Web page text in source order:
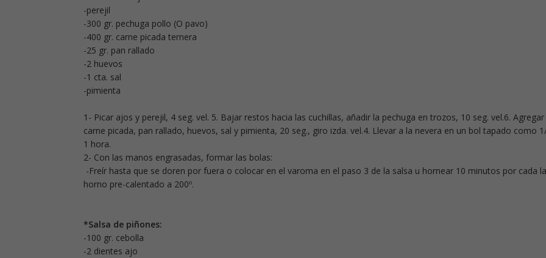
-perejil
-300 gr. pechuga pollo (O pavo)
-400 gr. carne picada ternera
-25 gr. pan rallado
-2 huevos
-1 cta. sal
-pimienta
1- Picar ajos y perejil, 4 seg. vel. 5. Bajar restos hacia las cuchillas, añadir la pechuga en trozos, 10 seg. vel.6.
carne picada, pan rallado, huevos, sal y pimienta, 20 seg., giro izda. vel.4. Llevar a la nevera en un bol tapado como
1 hora.
2- Con las manos engrasadas, formar las bolas:
-Freír hasta que se doren por fuera o colocar en el varoma en el paso 3 de la salsa u hornear 10 minutos por cada
horno pre-calentado a 200º.
*Salsa de piñones:
-100 gr. cebolla
-2 dientes ajo